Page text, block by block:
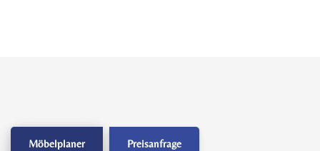
Möbelplaner Preisanfrage